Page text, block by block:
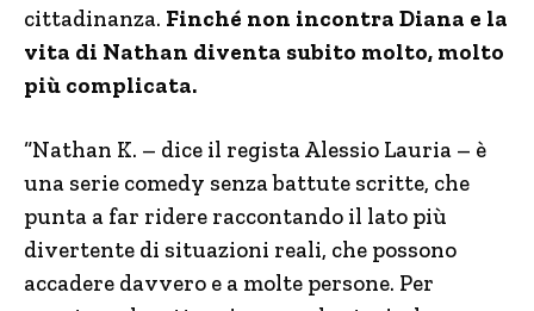
cittadinanza. Finché non incontra Diana e la
vita di Nathan diventa subito molto, molto
più complicata.
“Nathan K. – dice il regista Alessio Lauria – è
una serie comedy senza battute scritte, che
punta a far ridere raccontando il lato più
divertente di situazioni reali, che possono
accadere davvero e a molte persone. Per